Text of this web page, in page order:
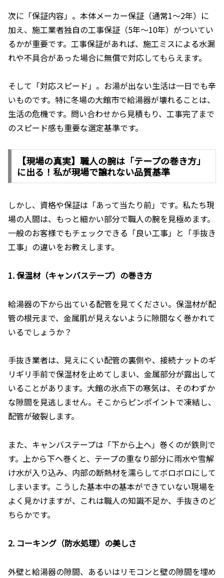
次に「保証内容」。本体メーカー保証（通常1〜2年）に
加え、施工業者独自の工事保証（5年〜10年）がついてい
るかが重要です。工事保証があれば、施工ミスによる水漏
れや不具合があった場合に無償で対応してもらえます。
そして「対応スピード」。お湯が出ない生活は一日でも辛
いものです。特に冬場の大館市で給湯器が壊れることは、
生活の危機です。問い合わせから見積もり、工事完了まで
のスピード感も重要な選定基準です。
【現場の真実】職人の腕は「テープの巻き方」
に出る！私が現場で譲れない品質基準
しかし、資格や保証は「あって当たり前」です。私たち現
場の人間は、もっと細かい部分で職人の腕を見極めます。
一般のお客様でもチェックできる「良い工事」と「手抜き
工事」の違いをお教えします。
1. 保温材（キャンバステープ）の巻き方
給湯器の下から出ている配管を見てください。保温材が配
管の根元まで、金属肌が見えないように隙間なく巻かれて
いるでしょうか？
手抜き業者は、見えにくい配管の裏側や、接続ナットのギ
リギリ手前で保温材を止めてしまい、金属部分が露出して
いることがあります。大館の氷点下の寒気は、そのわずか
な隙間を見逃しません。そこからピンポイントで凍結し、
配管が破裂します。
また、キャンバステープは「下から上へ」巻くのが鉄則で
す。上から下へ巻くと、テープの重なり部分に雨水や雪解
け水が入り込み、内部の断熱材を濡らしてボロボロにして
しまいます。こうした基本中の基本ができていない現場を
よく見かけますが、これは職人の知識不足か、手抜きのど
ちらかです。
2. コーキング（防水処理）の美しさ
外壁と給湯器の隙間、あるいはリモコンと壁の隙間を埋め